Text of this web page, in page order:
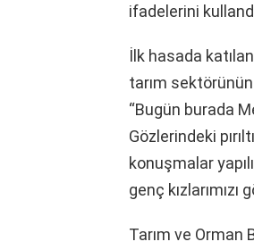
ifadelerini
İlk hasada
tarım sektörünün
“Bugün burada
Gözlerindeki
konuşmalar
genç
Tarım ve Orman